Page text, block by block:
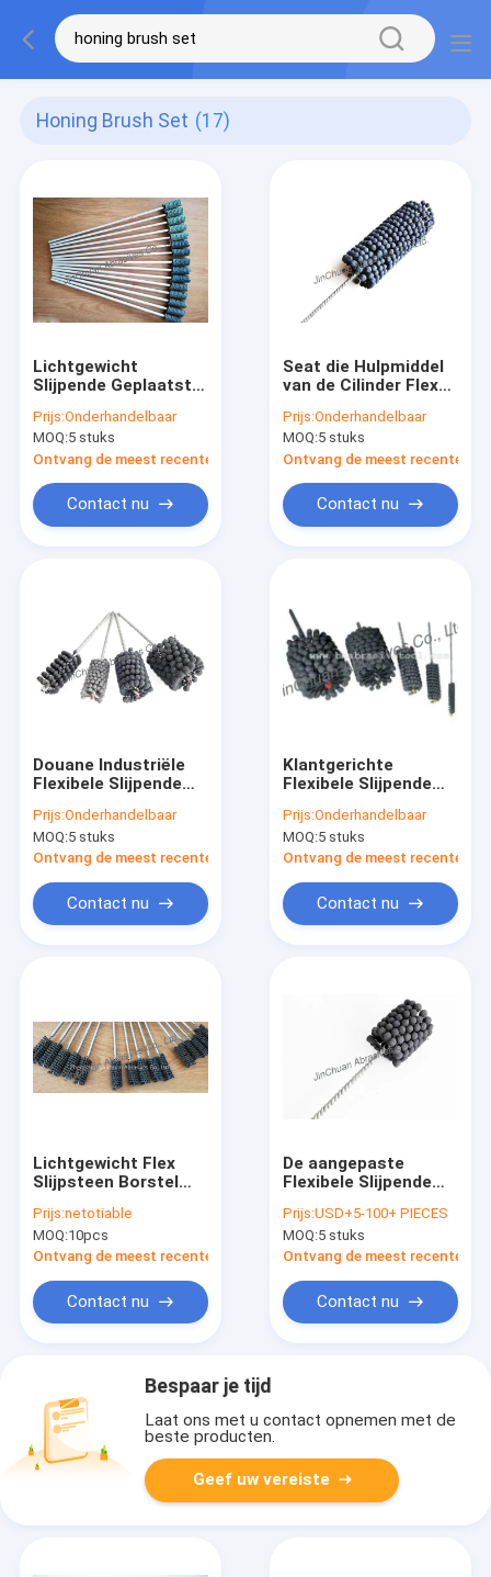
Honing Brush Set (17)
Lichtgewicht
Slijpende Geplaatste
de Schurende Borstel
van de
Cilinderslijpsteen
Prijs:Onderhandelbaar
MOQ:5 stuks
Ontvang de meest recente Prijs
Contact nu
Seat die Hulpmiddel
van de Cilinder Flex
Flex de Kleplichaam
oppoetsen van de
Slijpsteenborstel
Prijs:Onderhandelbaar
MOQ:5 stuks
Ontvang de meest recente
Contact nu
Douane Industriële
Flexibele Slijpende
Precisiegat het
Oppoetsen
Prijs:Onderhandelbaar
MOQ:5 stuks
Ontvang de meest recente Prijs
Contact nu
Klantgerichte
Flexibele Slijpende
Machinaal bewerken
van
Binnengatenoppervlakte
Prijs:Onderhandelbaar
MOQ:5 stuks
Ontvang de meest recente
Contact nu
Lichtgewicht Flex
Slijpsteen Borstel
Slijpen
Hulpmiddelenhoog
rendement
Prijs:netotiable
MOQ:10pcs
Ontvang de meest recente Prijs
Contact nu
De aangepaste
Flexibele Slijpende
Gruisgrootte voor
Hydraulische en Ic
Motor Bores
Prijs:USD+5-100+ PIECES
MOQ:5 stuks
Ontvang de meest recente
Contact nu
Bespaar je tijd
Laat ons met u contact opnemen met de
beste producten.
Geef uw vereiste